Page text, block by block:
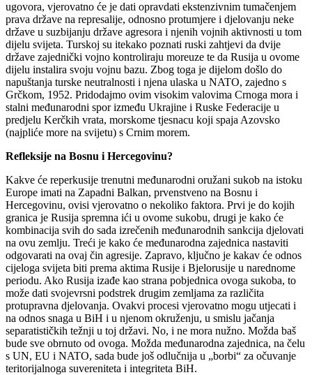
ugovora, vjerovatno će je dati opravdati ekstenzivnim tumačenjem
prava države na represalije, odnosno protumjere i djelovanju neke
države u suzbijanju države agresora i njenih vojnih aktivnosti u tom
dijelu svijeta. Turskoj su itekako poznati ruski zahtjevi da dvije
države zajednički vojno kontroliraju moreuze te da Rusija u ovome
dijelu instalira svoju vojnu bazu. Zbog toga je dijelom došlo do
napuštanja turske neutralnosti i njena ulaska u NATO, zajedno s
Grčkom, 1952. Pridodajmo ovim visokim valovima Crnoga mora i
stalni međunarodni spor između Ukrajine i Ruske Federacije u
predjelu Kerčkih vrata, morskome tjesnacu koji spaja Azovsko
(najpliće more na svijetu) s Crnim morem.
Refleksije na Bosnu i Hercegovinu?
Kakve će reperkusije trenutni međunarodni oružani sukob na istoku
Europe imati na Zapadni Balkan, prvenstveno na Bosnu i
Hercegovinu, ovisi vjerovatno o nekoliko faktora. Prvi je do kojih
granica je Rusija spremna ići u ovome sukobu, drugi je kako će
kombinacija svih do sada izrečenih međunarodnih sankcija djelovati
na ovu zemlju. Treći je kako će međunarodna zajednica nastaviti
odgovarati na ovaj čin agresije. Zapravo, ključno je kakav će odnos
cijeloga svijeta biti prema aktima Rusije i Bjelorusije u narednome
periodu. Ako Rusija izađe kao strana pobjednica ovoga sukoba, to
može dati svojevrsni podstrek drugim zemljama za različita
protupravna djelovanja. Ovakvi procesi vjerovatno mogu utjecati i
na odnos snaga u BiH i u njenom okruženju, u smislu jačanja
separatističkih težnji u toj državi. No, i ne mora nužno. Možda baš
bude sve obrnuto od ovoga. Možda međunarodna zajednica, na čelu
s UN, EU i NATO, sada bude još odlučnija u „borbi“ za očuvanje
teritorijalnoga suvereniteta i integriteta BiH.